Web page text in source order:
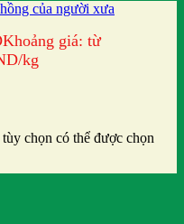
của người xưa
Khoảng giá: từ
/kg
chọn có thể được chọn